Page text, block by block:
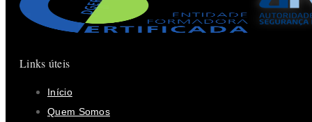
Links úteis
Início
Quem Somos